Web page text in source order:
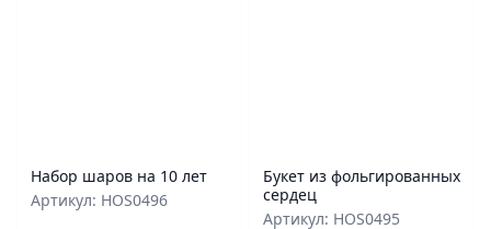
Набор шаров на 10 лет
Артикул: HOS0496
Букет из фольгированных
сердец
Артикул: HOS0495